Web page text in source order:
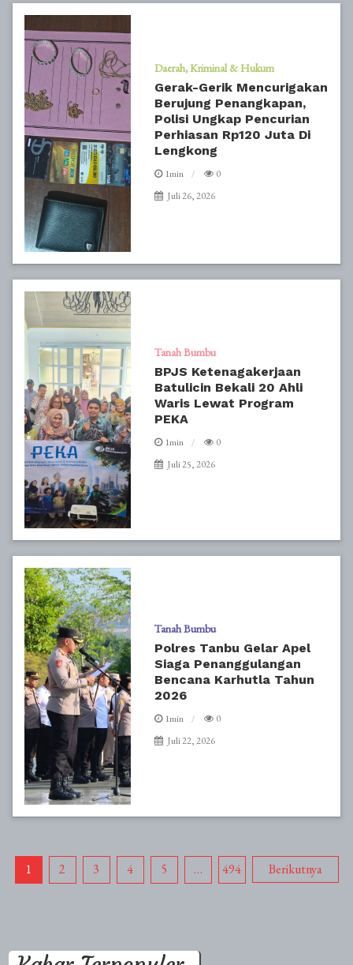
Daerah Kriminal & Hukum
Gerak-Gerik Mencurigakan
Berujung Penangkapan,
Polisi Ungkap Pencurian
Perhiasan Rp120 Juta Di
Lengkong
1min
0
Juli 26, 2026
Tanah Bumbu
BPJS Ketenagakerjaan
Batulicin Bekali 20 Ahli
Waris Lewat Program
PEKA
1min
0
Juli 25, 2026
Tanah Bumbu
Polres Tanbu Gelar Apel
Siaga Penanggulangan
Bencana Karhutla Tahun
2026
1min
0
Juli 22, 2026
Paginasi
1 2 3 4 5 … 494 Berikutnya